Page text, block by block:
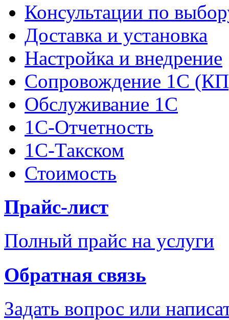
Консультации по
Доставка и установка
Настройка и внедрение
Сопровождение 1С
Обслуживание 1С
1С-Отчетность
1С-Такском
Стоимость
Прайс-лист
Полный прайс на услуги
Обратная связь
Задать вопрос или